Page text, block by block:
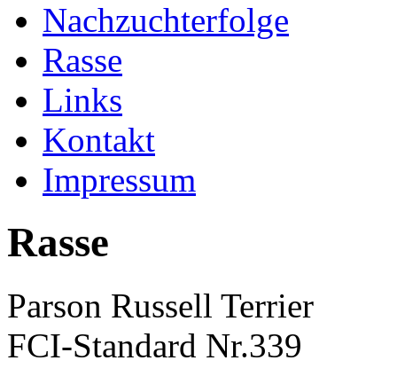
Nachzuchterfolge
Rasse
Links
Kontakt
Impressum
Rasse
Parson Russell Terrier
FCI-Standard Nr.339